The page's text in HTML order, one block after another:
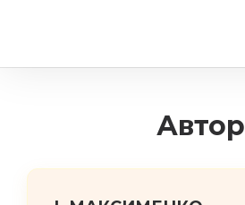
Автор